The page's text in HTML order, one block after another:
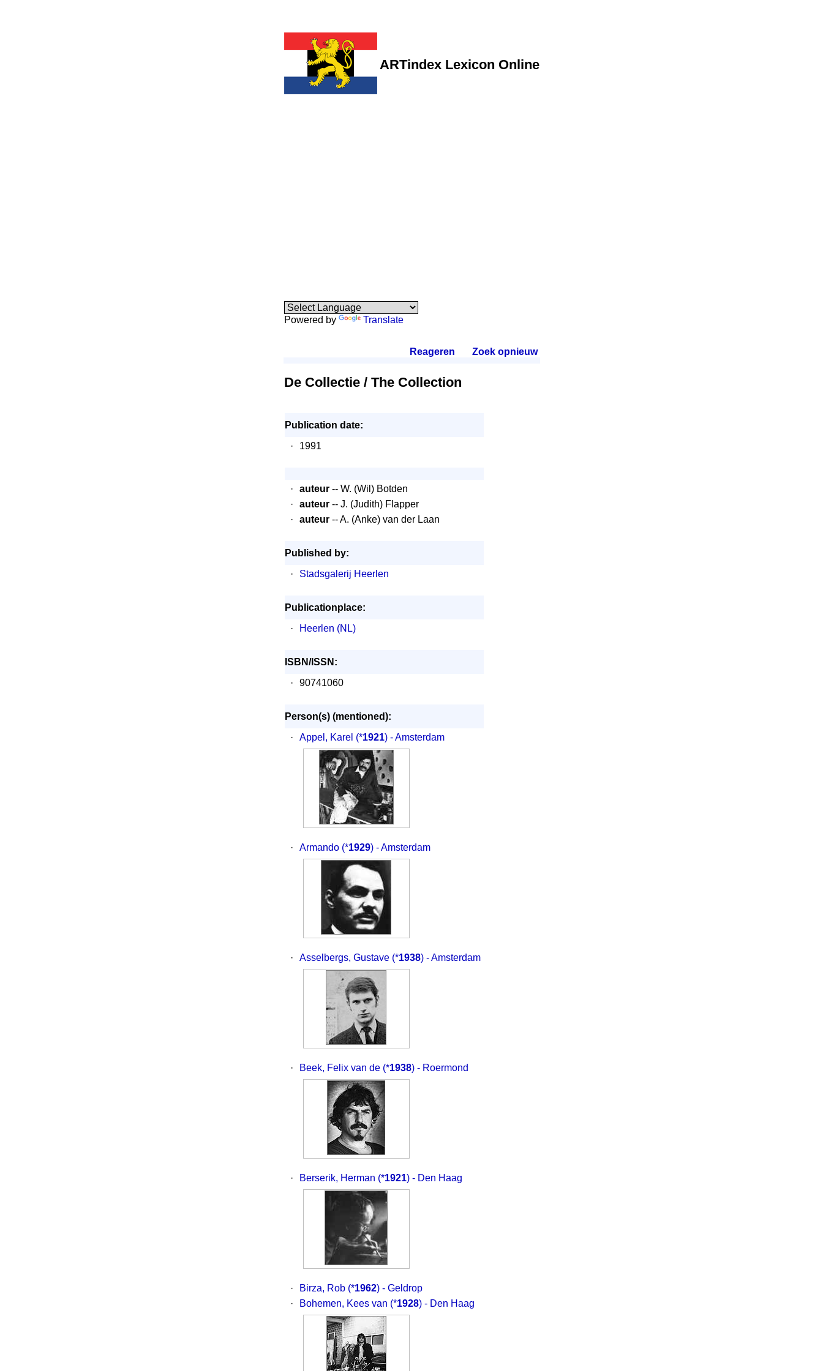
ARTindex Lexicon Online
Powered by Translate
Reageren Zoek opnieuw.
De Collectie / The Collection
Publication date:
·
1991
· auteur-- W. (Wil) Botden
·
auteur-- J. (Judith) Flapper
·
auteur-- A. (Anke) van der Laan
Published by:
·
Stadsgalerij Heerlen
Publicationplace:
·
Heerlen (NL)
ISBN/ISSN:
·
90741060
Person(s) (mentioned):
·
Appel, Karel (*1921) - Amsterdam
· Armando (*1929) - Amsterdam
· Asselbergs, Gustave (*1938) - Amsterdam
· Beek, Felix van de (*1938) - Roermond
· Berserik, Herman (*1921) - Den Haag
· Birza, Rob (*1962) - Geldrop
·
Bohemen, Kees van (*1928) - Den Haag